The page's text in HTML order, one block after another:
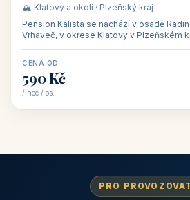
🏔️ Klatovy a okolí · Plzeňský kraj
Pension Kalista se nachází v osadě
Vrhaveč, v okrese Klatovy v Plzeňském
CENA OD
590 Kč
/ noc / os.
PRO